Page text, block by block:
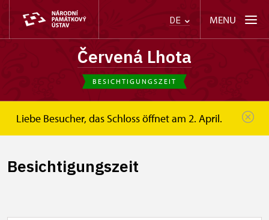
DE MENU
Červená Lhota
BESICHTIGUNGSZEIT
Liebe Besucher, das Schloss öffnet am 2. April.
Červená Lhota Besucherinformation Besichtigungszeit
Besichtigungszeit